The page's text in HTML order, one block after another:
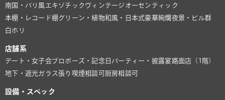
南国・バリ風 エキゾチック ヴィンテージ オーセンティック
本棚・レコード棚グリーン・植物和風・日本式豪華絢爛夜景・ビル群
白ホリ
店舗系
デート・女子会プロポーズ・記念日 パーティー・披露宴路面店（1階）
地下・遮光ガラス張り 喫煙相談可 厨房相談可
設備・スペック